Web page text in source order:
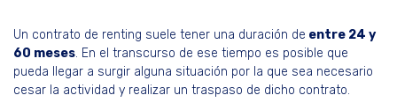
Un contrato de renting suele tener una duración de entre 24 y
60 meses. En el transcurso de ese tiempo es posible que
pueda llegar a surgir alguna situación por la que sea necesario
cesar la actividad y realizar un traspaso de dicho contrato.